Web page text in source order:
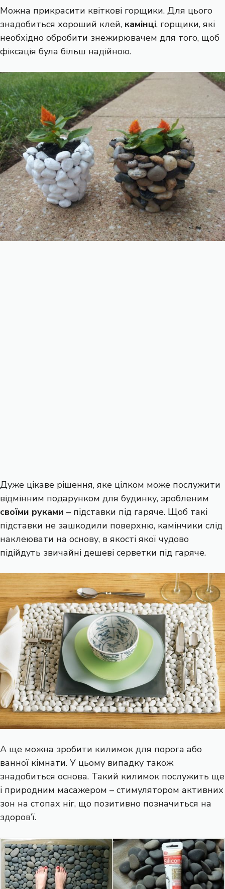
Можна прикрасити квіткові горщики. Для цього
знадобиться хороший клей, камінці, горщики, які
необхідно обробити знежирювачем для того, щоб
фіксація була більш надійною.
Дуже цікаве рішення, яке цілком може послужити
відмінним подарунком для будинку, зробленим
своїми руками – підставки під гаряче. Щоб такі
підставки не зашкодили поверхню, камінчики слід
наклеювати на основу, в якості якої чудово
підійдуть звичайні дешеві серветки під гаряче.
А ще можна зробити килимок для порога або
ванної кімнати. У цьому випадку також
знадобиться основа. Такий килимок послужить ще
і природним масажером – стимулятором активних
зон на стопах ніг, що позитивно позначиться на
здоров’ї.